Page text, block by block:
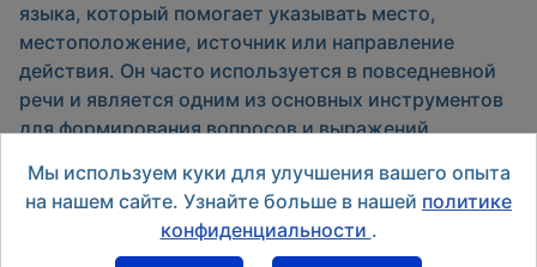
языка, который помогает указывать место,
местоположение, источник или направление
действия. Он часто используется в повседневной
речи и является одним из основных инструментов
для формирования вопросов и выражений,
словами, он помогает делать итальянскую речь
более точной и выразительной.
Мы используем куки для улучшения вашего опыта
на нашем сайте. Узнайте больше в нашей политике
конфиденциальности .